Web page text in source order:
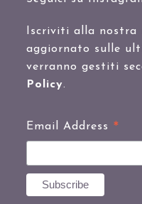
Iscriviti alla nostra
aggiornato sulle
verranno gestiti
Policy.
Email Address *